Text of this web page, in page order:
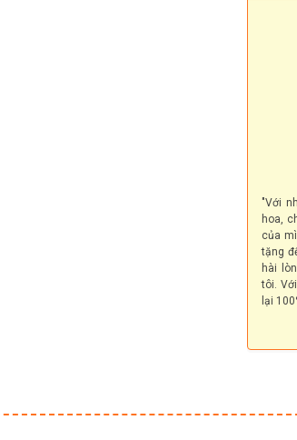
"Với
hoa,
của
tặng
hài
tôi.
lại